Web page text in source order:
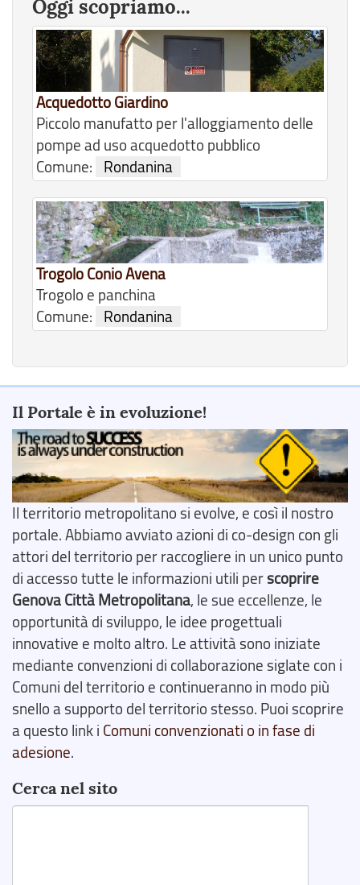
Oggi scopriamo...
Acquedotto Giardino
Piccolo manufatto per l'alloggiamento delle
pompe ad uso acquedotto pubblico
Comune:
Rondanina
Trogolo Conio Avena
Trogolo e panchina
Comune:
Rondanina
Il Portale è in evoluzione!
Il territorio metropolitano si evolve, e così il nostro
portale. Abbiamo avviato azioni di co-design con gli
attori del territorio per raccogliere in un unico punto
di accesso tutte le informazioni utili perscoprire
Genova Città Metropolitana, le sue eccellenze, le
opportunità di sviluppo, le idee progettuali
innovative e molto altro. Le attività sono iniziate
mediante convenzioni di collaborazione siglate con i
Comuni del territorio e continueranno in modo più
snello a supporto del territorio stesso. Puoi scoprire
a questo link i Comuni convenzionati o in fase di
adesione.
Cerca nel sito